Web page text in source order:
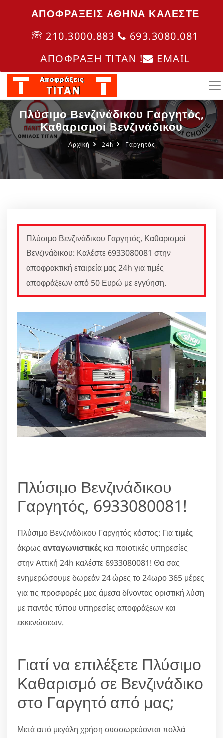
ΑΠΟΦΡΑΞΕΙΣ ΑΘΗΝΑ ΚΑΛΈΣΤΕ
210.3000.883
693.3080.081
ΑΠΟΦΡΑΞΗ ΤΙΤΑΝ !
EMAIL
Πλύσιμο Βενζινάδικου Γαργητός,
Καθαρισμοί Βενζινάδικου
Αρχική 24h Γαργητός
Πλύσιμο Βενζινάδικου Γαργητός, Καθαρισμοί
Βενζινάδικου: Καλέστε 6933080081 στην
αποφρακτική εταιρεία μας 24h για τιμές
αποφράξεων από 50 Ευρώ με εγγύηση.
Πλύσιμο Βενζινάδικου
Γαργητός, 6933080081!
Πλύσιμο Βενζινάδικου Γαργητός κόστος: Γιατιμές
άκρως ανταγωνιστικές και ποιοτικές υπηρεσίες
στην Αττική 24h καλέστε 6933080081! Θα σας
ενημερώσουμε δωρεάν 24 ώρες το 24ωρο 365 μέρες
για τις προσφορές μας άμεσα δίνοντας οριστική λύση
με παντός τύπου υπηρεσίες αποφράξεων και
εκκενώσεων.
Γιατί να επιλέξετε Πλύσιμο
Καθαρισμό σε Βενζινάδικο
στο Γαργητό από μας;
Μετά από μεγάλη χρήση συσσωρεύονται πολλά